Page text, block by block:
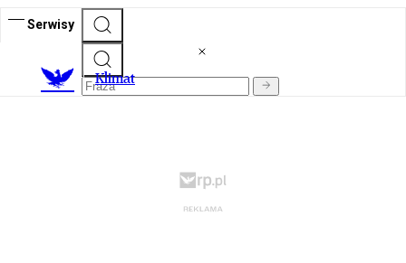
Serwisy
Klimat